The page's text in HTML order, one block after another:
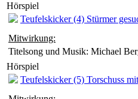
Hörspiel
Teufelskicker (4) Stürmer
Mitwirkung:
Titelsong und Musik: Michael
Hörspiel
Teufelskicker (5) Torschuss